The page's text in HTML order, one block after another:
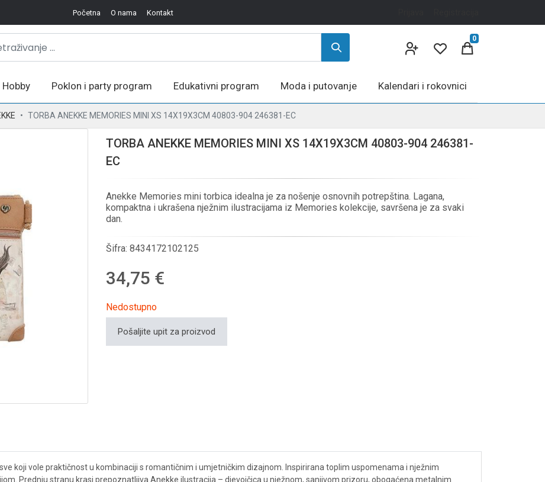
Početna O nama Kontakt
0
Hobby Poklon i party program Edukativni program Moda i putovanje Kalendari i rokovnici
TORBA ANEKKE MEMORIES MINI XS 14X19X3CM 40803-904 246381-EC
TORBA ANEKKE MEMORIES MINI XS 14X19X3CM 40803-904 246381-
EC
Anekke Memories mini torbica idealna je za nošenje osnovnih potrepština. Lagana,
kompaktna i ukrašena nježnim ilustracijama iz Memories kolekcije, savršena je za svaki
dan.
Šifra: 8434172102125
34,75 €
Nedostupno
Pošaljite upit za proizvod
koji vole praktičnost u kombinaciji s romantičnim i umjetničkim dizajnom. Inspirirana toplim uspomenama i nježnim
Prednju stranu krasi prepoznatljiva Anekke ilustracija – djevojčica u nježnom, sanjivom prizoru, obogaćena metalnim